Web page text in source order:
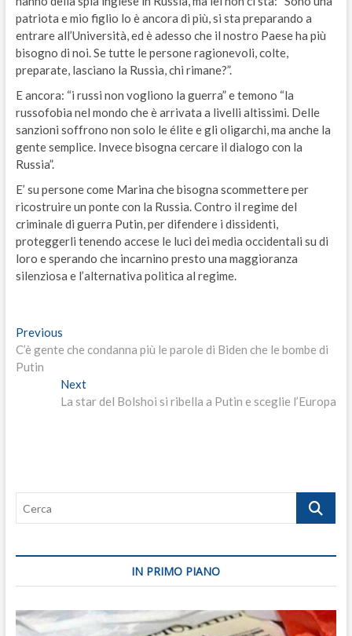
patriota e mio figlio lo è ancora di più, si sta preparando a
entrare all’Università, ed è adesso che il nostro Paese ha più
bisogno di noi. Se tutte le persone ragionevoli, colte,
preparate, lasciano la Russia, chi rimane?”.
E ancora: “i russi non vogliono la guerra” e temono “la
russofobia nel mondo che è arrivata a livelli altissimi. Delle
sanzioni soffrono non solo le élite e gli oligarchi, ma anche la
gente semplice. Invece bisogna cercare il dialogo con la
Russia”.
E’ su persone come Marina che bisogna scommettere per
ricostruire un ponte con la Russia. Contro il regime del
criminale di guerra Putin, per difendere i dissidenti,
proteggerli tenendo accese le luci dei media occidentali su di
loro e sperando che incarnino presto una maggioranza
silenziosa e l’alternativa politica al regime.
Navigazione
articoli
PreviousPrevious
post:
C’è gente che condanna più le parole di Biden che le bombe di
Putin
NextNext
post:
La star del Bolshoi si ribella a Putin e sceglie l’Europa
Cerca
IN PRIMO PIANO